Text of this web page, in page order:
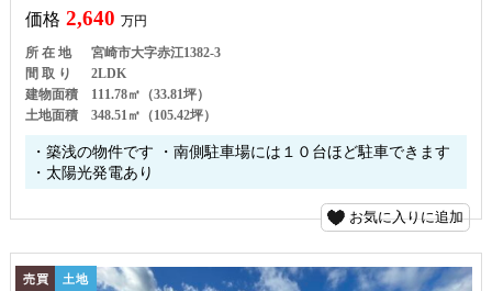
価格 2,640 万円
所 在 地
宮崎市大字赤江1382-3
間 取 り
2LDK
建物面積
111.78㎡（33.81坪）
土地面積
348.51㎡（105.42坪）
・築浅の物件です ・南側駐車場には１０台ほど駐車できます
・太陽光発電あり
お気に入りに追加
売買 土地